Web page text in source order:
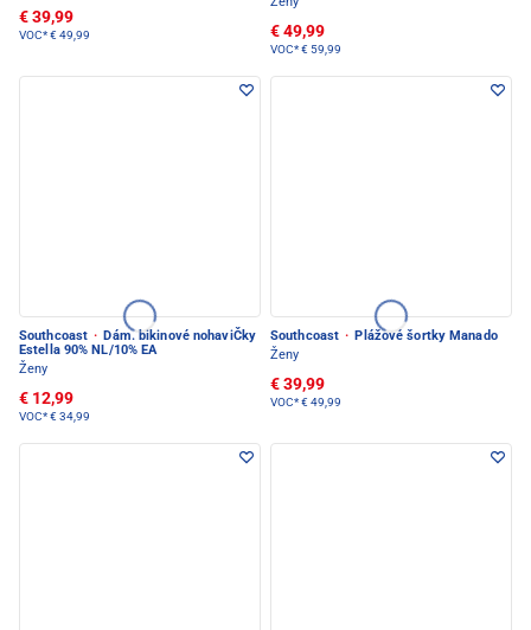
€ 39,99
VOC*€ 49,99 € 49,99
VOC*€ 59,99
Southcoast · Dám. bikinové nohaviČky
Estella 90% NL/10% EA
Ženy
€ 12,99
VOC*€ 34,99
Southcoast · Plážové šortky Manado
Ženy
€ 39,99
VOC*€ 49,99